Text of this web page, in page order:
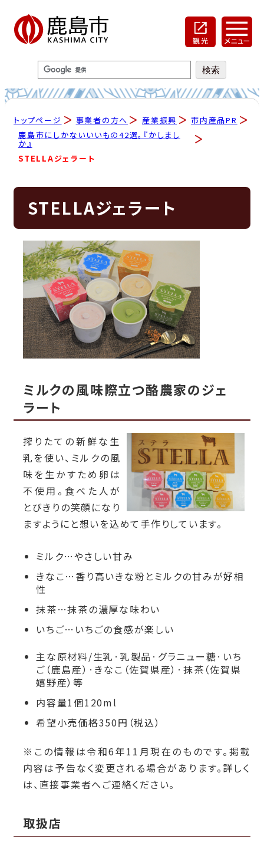
トップページ 事業者の方へ 産業振興
市内産品PR
鹿島市にしかないいいもの42選。『かしまし
か』
STELLAジェラート
STELLAジェラート
ミルクの風味際立つ酪農家のジェ
ラート
搾りたての新鮮な生
乳を使い、ミルクの風
味を生かすため卵は
不使用。食べた人が
とびきりの笑顔になり
ますようにと想いを込めて手作りしています。
ミルク…やさしい甘み
きなこ…香り高いきな粉とミルクの甘みが好相
性
抹茶…抹茶の濃厚な味わい
いちご…いちごの食感が楽しい
主な原材料/生乳·乳製品·グラニュー糖·いち
ご（鹿島産）·きなこ（佐賀県産）·抹茶（佐賀県
嬉野産）等
内容量1個120ml
希望小売価格350円（税込）
※この情報は令和6年11月現在のものです。掲載
内容は予告なく変更される場合があります。詳しく
は、直接事業者へご連絡ください。
取扱店